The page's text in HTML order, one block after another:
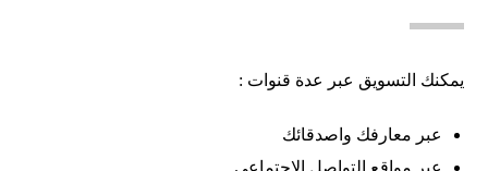
يمكنك التسويق عبر عدة قنوات :
عبر معارفك واصدقائك
عبر مواقع التواصل الاجتماعى